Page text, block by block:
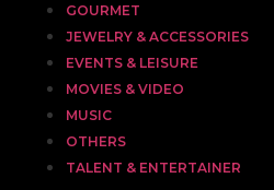
GOURMET
JEWELRY & ACCESSORIES
EVENTS & LEISURE
MOVIES & VIDEO
MUSIC
OTHERS
TALENT & ENTERTAINER